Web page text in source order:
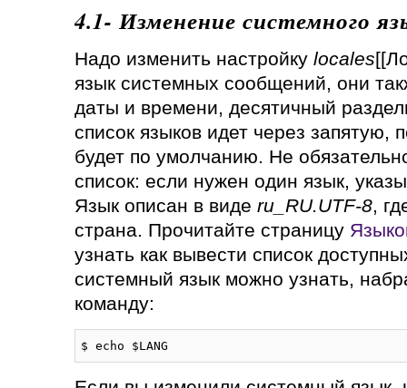
4.1- Изменение системного
Надо изменить настройку locales
язык системных сообщений, они
даты и времени, десятичный
список языков идет через запятую,
будет по умолчанию. Не
список: если нужен один язык,
Язык описан в виде ru_RU.UTF-8,
страна. Прочитайте страницу
узнать как вывести список
системный язык можно узнать,
команду:
$ echo $LANG